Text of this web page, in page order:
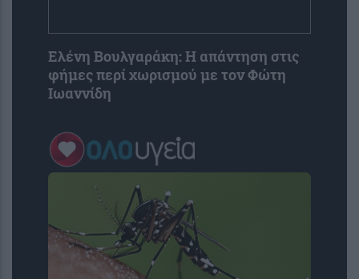
Ελένη Βουλγαράκη: Η απάντηση στις
φήμες περί χωρισμού με τον Φώτη
Ιωαννίδη